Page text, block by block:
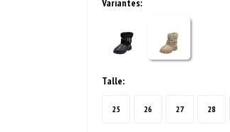
Variantes:
Talle:
25 26 27 28